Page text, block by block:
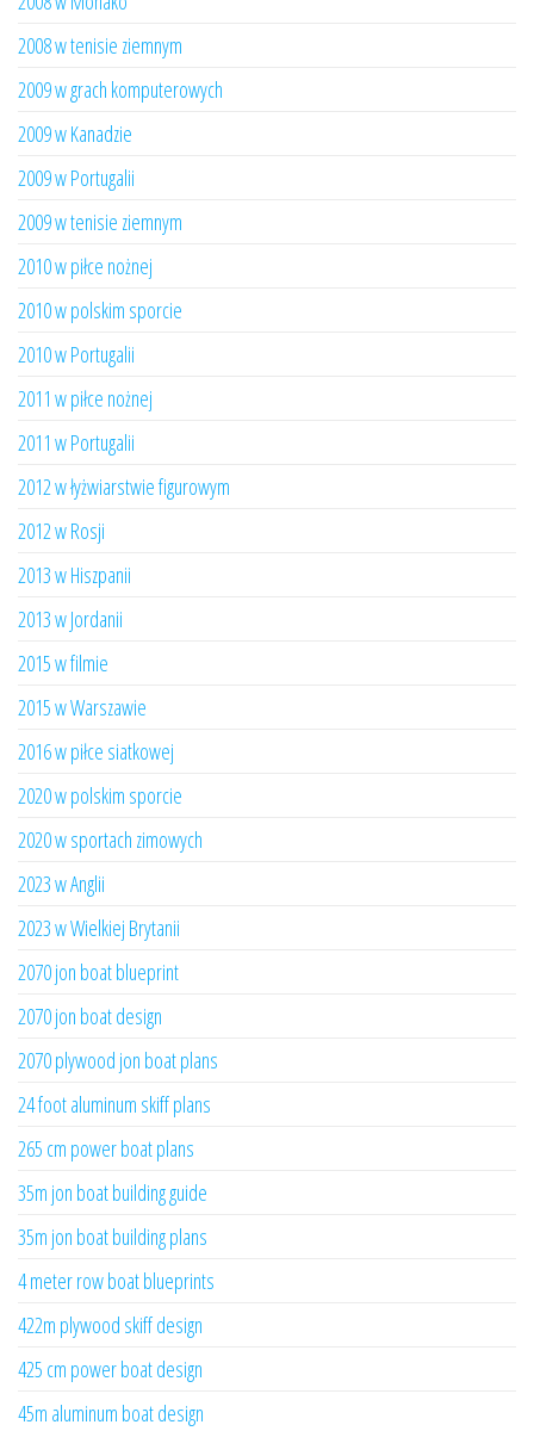
2008 w tenisie ziemnym
2009 w grach komputerowych
2009 w Kanadzie
2009 w Portugalii
2009 w tenisie ziemnym
2010 w piłce nożnej
2010 w polskim sporcie
2010 w Portugalii
2011 w piłce nożnej
2011 w Portugalii
2012 w łyżwiarstwie figurowym
2012 w Rosji
2013 w Hiszpanii
2013 w Jordanii
2015 w filmie
2015 w Warszawie
2016 w piłce siatkowej
2020 w polskim sporcie
2020 w sportach zimowych
2023 w Anglii
2023 w Wielkiej Brytanii
2070 jon boat blueprint
2070 jon boat design
2070 plywood jon boat plans
24 foot aluminum skiff plans
265 cm power boat plans
35m jon boat building guide
35m jon boat building plans
4 meter row boat blueprints
422m plywood skiff design
425 cm power boat design
45m aluminum boat design